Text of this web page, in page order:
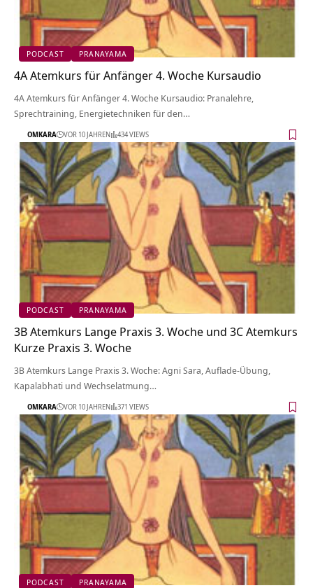
PODCAST PRANAYAMA
4A Atemkurs für Anfänger 4. Woche Kursaudio
4A Atemkurs für Anfänger 4. Woche Kursaudio: Pranalehre,
Sprechtraining, Energietechniken für den…
OMKARA VOR 10 JAHREN 434 VIEWS
PODCAST PRANAYAMA
3B Atemkurs Lange Praxis 3. Woche und 3C Atemkurs
Kurze Praxis 3. Woche
3B Atemkurs Lange Praxis 3. Woche: Agni Sara, Auflade-Übung,
Kapalabhati und Wechselatmung…
OMKARA VOR 10 JAHREN 371 VIEWS
PODCAST PRANAYAMA